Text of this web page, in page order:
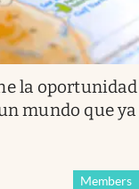
la oportunidad
mundo que ya
Members